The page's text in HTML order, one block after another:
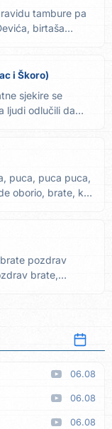
tambure pa
birtaša
i Škoro)
sjekire se
ljudi odlučili da
puca, puca puca,
oborio, brate, k'o
pozdrav
brate,
06.08
06.08
06.08